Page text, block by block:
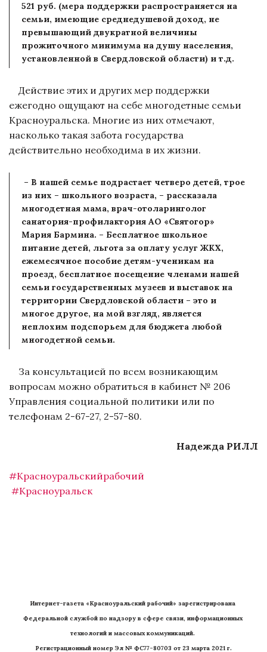
521 руб. (мера поддержки распространяется на
семьи, имеющие среднедушевой доход, не
превышающий двукратной величины
прожиточного минимума на душу населения,
установленной в Свердловской области) и т.д.
Действие этих и других мер поддержки
ежегодно ощущают на себе многодетные семьи
Красноуральска. Многие из них отмечают,
насколько такая забота государства
действительно необходима в их жизни.
– В нашей семье подрастает четверо детей, трое
из них – школьного возраста, – рассказала
многодетная мама, врач-отоларинголог
санатория-профилактория АО «Святогор»
Мария Бармина. – Бесплатное школьное
питание детей, льгота за оплату услуг ЖКХ,
ежемесячное пособие детям-ученикам на
проезд, бесплатное посещение членами нашей
семьи государственных музеев и выставок на
территории Свердловской области – это и
многое другое, на мой взгляд, является
неплохим подспорьем для бюджета любой
многодетной семьи.
За консультацией по всем возникающим
вопросам можно обратиться в кабинет № 206
Управления социальной политики или по
телефонам 2-67-27, 2-57-80.
Надежда РИЛЛ
#Красноуральскийрабочий
#Красноуральск
Интернет-газета «Красноуральский рабочий» зарегистрирована
Федеральной службой по надзору в сфере связи, информационных
технологий и массовых коммуникаций.
Регистрационный номер Эл № ФС77-80703 от 23 марта 2021 г.